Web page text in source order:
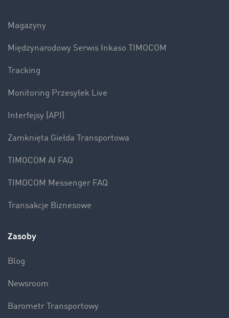
Magazyny
Międzynarodowy Serwis Inkaso TIMOCOM
Tracking
Monitoring Przesyłek Live
Interfejsy (API)
Zamknięta Giełda Transportowa
TIMOCOM AI FAQ
TIMOCOM Messenger FAQ
Transakcje Biznesowe
Zasoby
Blog
Newsroom
Barometr Transportowy